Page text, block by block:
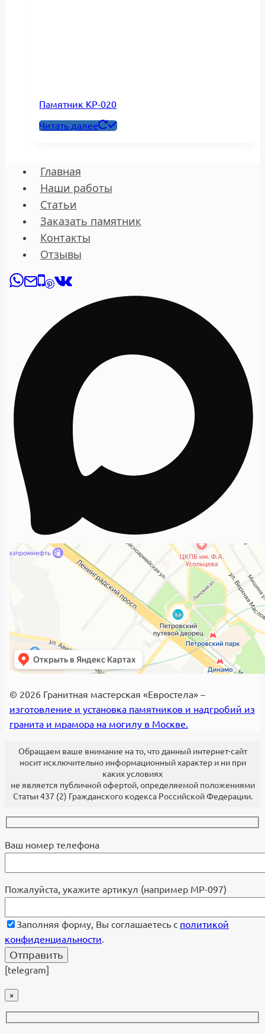
Памятник КР-020
Читать далее
Главная
Наши работы
Статьи
Заказать памятник
Контакты
Отзывы
© 2026 Гранитная мастерская «Евростела» –
изготовление и установка памятников и надгробий из
гранита и мрамора на могилу в Москве.
Обращаем ваше внимание на то, что данный интернет-сайт
носит исключительно информационный характер и ни при
каких условиях
не является публичной офертой, определяемой положениями
Статьи 437 (2) Гражданского кодекса Российской Федерации.
Ваш номер телефона
Пожалуйста, укажите артикул (например МР-097)
Заполняя форму, Вы соглашаетесь с политикой
конфиденциальности.
[telegram]
×